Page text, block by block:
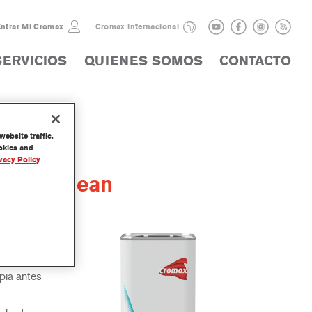
Mi Cromax Cromax internacional
QUIENES SOMOS CONTACTO
Clean
antes
traffic.
and
Policy